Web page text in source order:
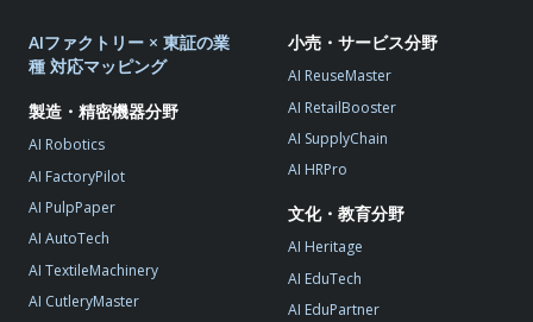
AIファクトリー × 東証の業
種 対応マッピング
製造・精密機器分野
AI Robotics
AI FactoryPilot
AI PulpPaper
AI AutoTech
AI TextileMachinery
AI CutleryMaster
小売・サービス分野
AI ReuseMaster
AI RetailBooster
AI SupplyChain
AI HRPro
文化・教育分野
AI Heritage
AI EduTech
AI EduPartner